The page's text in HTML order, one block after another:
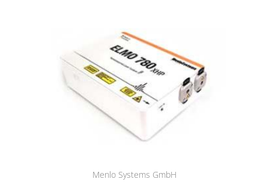
Menlo Systems GmbH